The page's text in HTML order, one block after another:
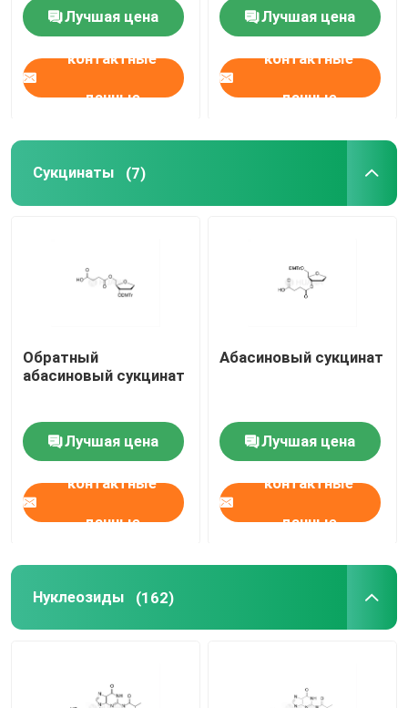
Лучшая цена
контактные
данные
Лучшая цена
контактные
данные
Сукцинаты (7)
Обратный
абасиновый сукцинат
Лучшая цена
контактные
данные
Абасиновый сукцинат
Лучшая цена
контактные
данные
Нуклеозиды (162)